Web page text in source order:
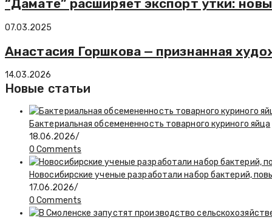
“Дамате” расширяет экспорт утки:
07.03.2025
Анастасия Горшкова — признанная
14.03.2026
Новые статьи
Бактериальная обсемененность товарного куриного яйца
18.06.2026/
0 Comments
Новосибирские ученые разработали набор бактерий,
17.06.2026/
0 Comments